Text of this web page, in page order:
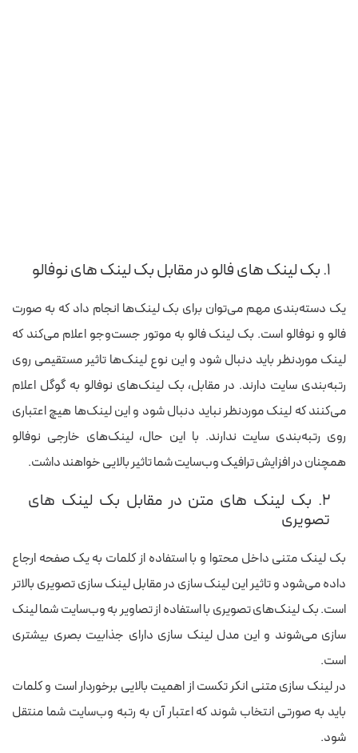
۱. بک لینک های فالو در مقابل بک لینک های نوفالو
یک دسته‌بندی مهم می‌توان برای بک لینک‌ها انجام داد که به صورت
فالو و نوفالو است. بک لینک فالو به موتور جست‌وجو اعلام می‌کند که
لینک موردنظر باید دنبال شود و این نوع لینک‌ها تاثیر مستقیمی روی
رتبه‌بندی سایت دارند. در مقابل، بک لینک‌های نوفالو به گوگل اعلام
می‌کنند که لینک موردنظر نباید دنبال شود و این لینک‌ها هیچ اعتباری
روی رتبه‌بندی سایت ندارند. با این حال، لینک‌های خارجی نوفالو
همچنان در افزایش ترافیک وب‌سایت شما تاثیر بالایی خواهند داشت.
۲. بک لینک های متن در مقابل بک لینک های
تصویری
بک لینک متنی داخل محتوا و با استفاده از کلمات به یک صفحه ارجاع
داده می‌شود و تاثیر این لینک سازی در مقابل لینک سازی تصویری بالاتر
است. بک لینک‌های تصویری با استفاده از تصاویر به وب‌سایت شما لینک
سازی می‌شوند و این مدل لینک سازی دارای جذابیت بصری بیشتری
است.
در لینک سازی متنی انکر تکست از اهمیت بالایی برخوردار است و کلمات
باید به صورتی انتخاب شوند که اعتبار آن به رتبه وب‌سایت شما منتقل
شود.